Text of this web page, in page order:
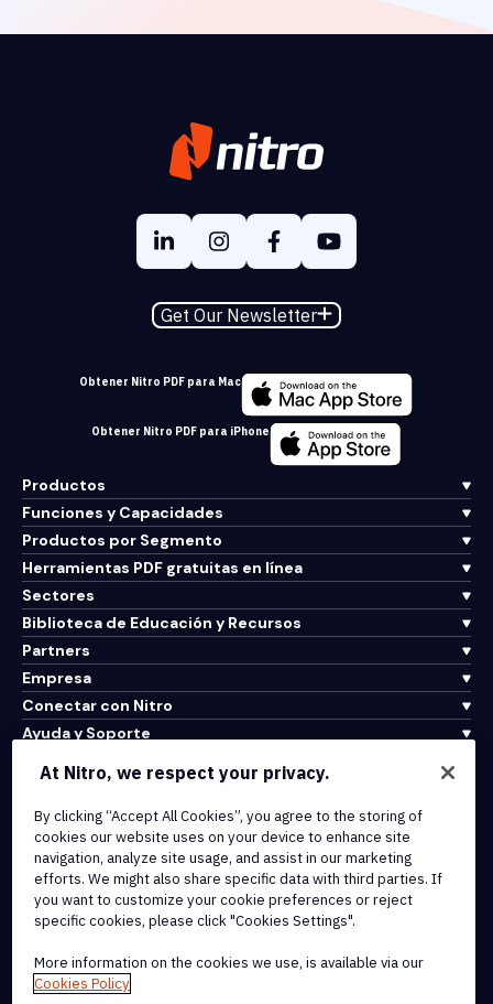
Get Our Newsletter
Obtener Nitro PDF para Mac
Obtener Nitro PDF para iPhone
Productos
Funciones y Capacidades
Productos por Segmento
Herramientas PDF gratuitas en línea
Sectores
Biblioteca de Educación y Recursos
Partners
Empresa
Conectar con Nitro
Ayuda y Soporte
Terms of Service
Cookie Policy
Copyright Policy
All Terms & Policies
At Nitro, we respect your privacy.
By clicking “Accept All Cookies”, you agree to the storing of
cookies our website uses on your device to enhance site
navigation, analyze site usage, and assist in our marketing
efforts. We might also share specific data with third parties. If
you want to customize your cookie preferences or reject
specific cookies, please click "Cookies Settings".
More information on the cookies we use, is available via our
Cookies Policy